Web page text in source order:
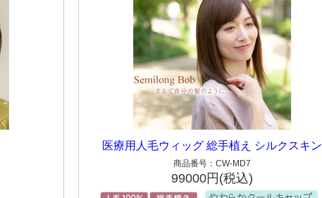
医療用人毛ウィッグ 総手植え シルクスキン
商品番号：CW-MD7
99000円(税込)